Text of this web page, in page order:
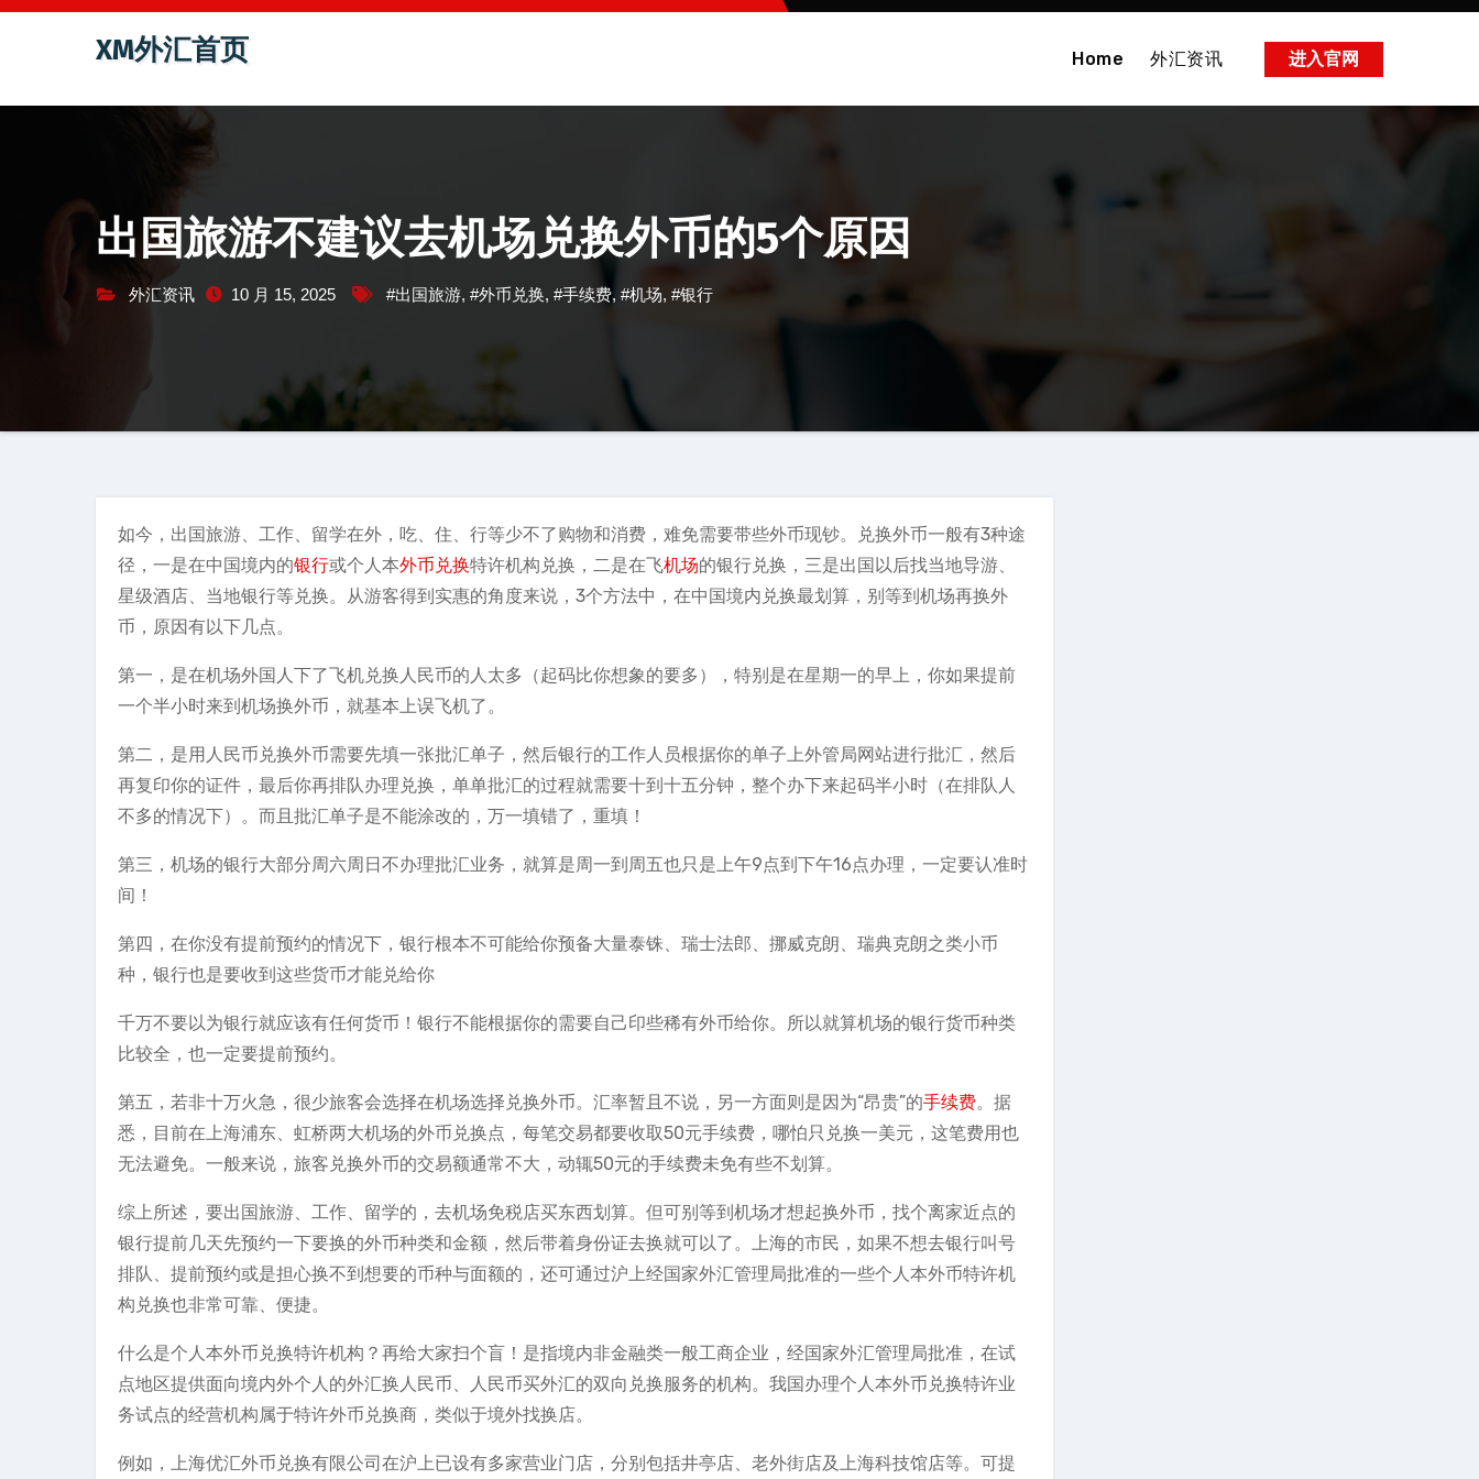
跳
容
XM外汇首页 Home 外汇资讯 进入官网
出国旅游不建议去机场兑换外币的5个原因
外汇资讯 10 月 15, 2025 #出国旅游, #外币兑换, #手续费, #机场, #银行
如今，出国旅游、工作、留学在外，吃、住、行等少不了购物和消费，难免需要带些外币现钞。兑换外币一般有3种途
径，一是在中国境内的银行或个人本外币兑换特许机构兑换，二是在飞机场的银行兑换，三是出国以后找当地导游、
星级酒店、当地银行等兑换。从游客得到实惠的角度来说，3个方法中，在中国境内兑换最划算，别等到机场再换外
币，原因有以下几点。
第一，是在机场外国人下了飞机兑换人民币的人太多（起码比你想象的要多），特别是在星期一的早上，你如果提前
一个半小时来到机场换外币，就基本上误飞机了。
第二，是用人民币兑换外币需要先填一张批汇单子，然后银行的工作人员根据你的单子上外管局网站进行批汇，然后
再复印你的证件，最后你再排队办理兑换，单单批汇的过程就需要十到十五分钟，整个办下来起码半小时（在排队人
不多的情况下）。而且批汇单子是不能涂改的，万一填错了，重填！
第三，机场的银行大部分周六周日不办理批汇业务，就算是周一到周五也只是上午9点到下午16点办理，一定要认准时
间！
第四，在你没有提前预约的情况下，银行根本不可能给你预备大量泰铢、瑞士法郎、挪威克朗、瑞典克朗之类小币
种，银行也是要收到这些货币才能兑给你
千万不要以为银行就应该有任何货币！银行不能根据你的需要自己印些稀有外币给你。所以就算机场的银行货币种类
比较全，也一定要提前预约。
第五，若非十万火急，很少旅客会选择在机场选择兑换外币。汇率暂且不说，另一方面则是因为“昂贵”的手续费。据
悉，目前在上海浦东、虹桥两大机场的外币兑换点，每笔交易都要收取50元手续费，哪怕只兑换一美元，这笔费用也
无法避免。一般来说，旅客兑换外币的交易额通常不大，动辄50元的手续费未免有些不划算。
综上所述，要出国旅游、工作、留学的，去机场免税店买东西划算。但可别等到机场才想起换外币，找个离家近点的
银行提前几天先预约一下要换的外币种类和金额，然后带着身份证去换就可以了。上海的市民，如果不想去银行叫号
排队、提前预约或是担心换不到想要的币种与面额的，还可通过沪上经国家外汇管理局批准的一些个人本外币特许机
构兑换也非常可靠、便捷。
什么是个人本外币兑换特许机构？再给大家扫个盲！是指境内非金融类一般工商企业，经国家外汇管理局批准，在试
点地区提供面向境内外个人的外汇换人民币、人民币买外汇的双向兑换服务的机构。我国办理个人本外币兑换特许业
务试点的经营机构属于特许外币兑换商，类似于境外找换店。
例如，上海优汇外币兑换有限公司在沪上已设有多家营业门店，分别包括井亭店、老外街店及上海科技馆店等。可提